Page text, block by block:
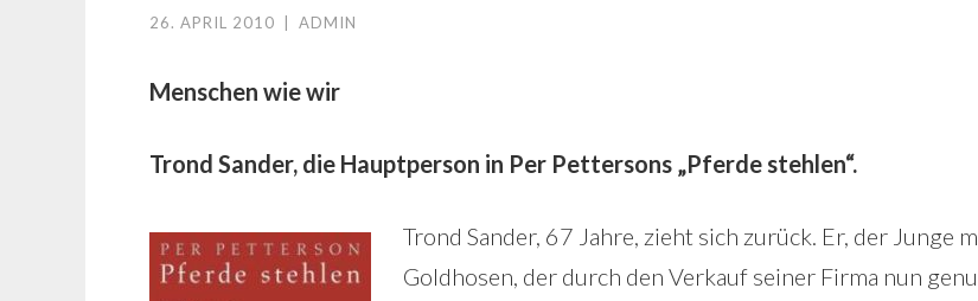
26. APRIL 2010 ADMIN
Menschen wie wir
Trond Sander, die Hauptperson in Per Pettersons „Pferde stehlen“.
Trond Sander, 67 Jahre, zieht sich zurück. Er, der Junge
Goldhosen, der durch den Verkauf seiner Firma nun